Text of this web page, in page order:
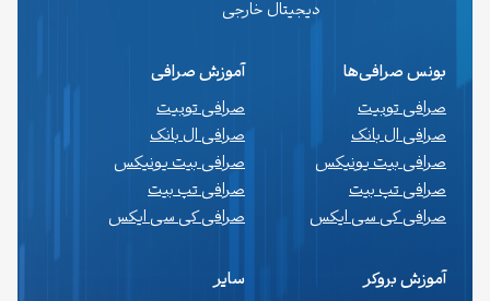
دیجیتال خارجی
بونس صرافی‌ها
صرافی توبیت
صرافی ال بانک
صرافی بیت یونیکس
صرافی تپ بیت
صرافی کی سی ایکس
آموزش صرافی
صرافی توبیت
صرافی ال بانک
صرافی بیت یونیکس
صرافی تپ بیت
صرافی کی سی ایکس
آموزش بروکر
سایر